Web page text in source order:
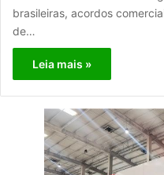
brasileiras, acordos
de…
Leia mais »